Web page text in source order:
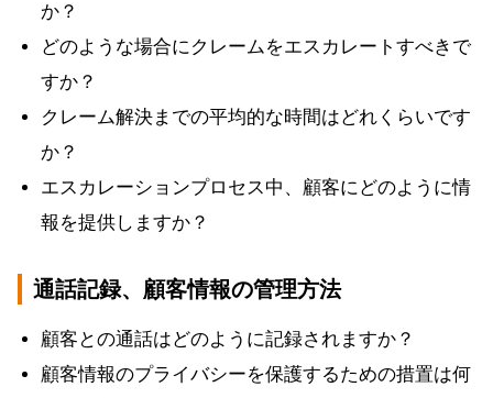
か？
どのような場合にクレームをエスカレートすべきで
すか？
クレーム解決までの平均的な時間はどれくらいです
か？
エスカレーションプロセス中、顧客にどのように情
報を提供しますか？
通話記録、顧客情報の管理方法
顧客との通話はどのように記録されますか？
顧客情報のプライバシーを保護するための措置は何